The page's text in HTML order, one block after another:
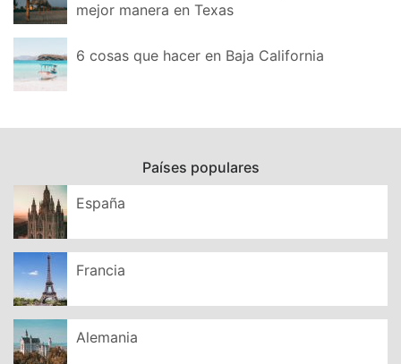
mejor manera en Texas
6 cosas que hacer en Baja California
Países populares
España
Francia
Alemania